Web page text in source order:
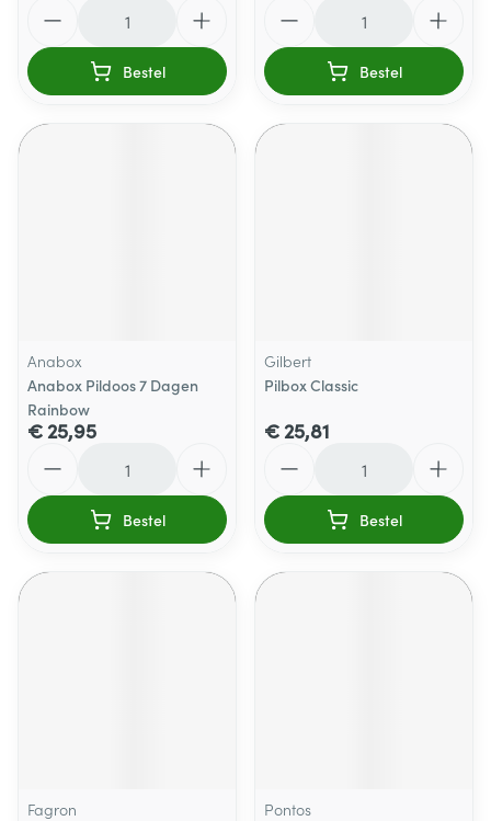
Bestel Bestel
Anabox
Anabox Pildoos 7 Dagen
Rainbow
€ 25,95
Bestel
Gilbert
Pilbox Classic
€ 25,81
Bestel
Fagron
Pontos